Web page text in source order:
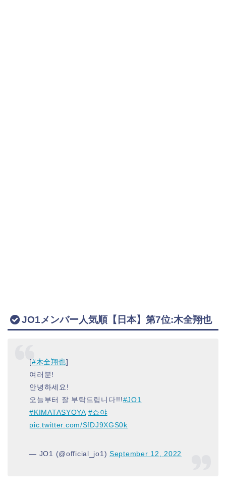
JO1メンバー人気順【日本】第7位:木全翔也
[#木全翔也]
여러분!
안녕하세요!
오늘부터 잘 부탁드립니다!!!#JO1
#KIMATASYOYA #쇼야
pic.twitter.com/SfDJ9XGS0k
— JO1 (@official_jo1)September 12, 2022